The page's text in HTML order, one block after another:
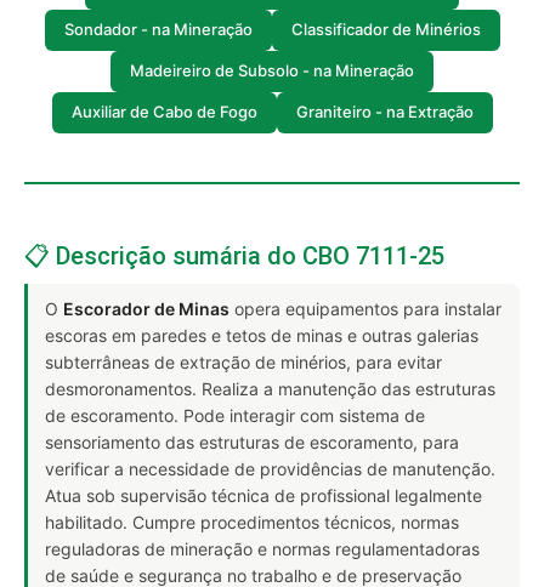
Sondador - na Mineração Classificador de Minérios
Madeireiro de Subsolo - na Mineração
Auxiliar de Cabo de Fogo Graniteiro - na Extração
📋 Descrição sumária do CBO 7111-25
O Escorador de Minas opera equipamentos para instalar
escoras em paredes e tetos de minas e outras galerias
subterrâneas de extração de minérios, para evitar
desmoronamentos. Realiza a manutenção das estruturas
de escoramento. Pode interagir com sistema de
sensoriamento das estruturas de escoramento, para
verificar a necessidade de providências de manutenção.
Atua sob supervisão técnica de profissional legalmente
habilitado. Cumpre procedimentos técnicos, normas
reguladoras de mineração e normas regulamentadoras
de saúde e segurança no trabalho e de preservação